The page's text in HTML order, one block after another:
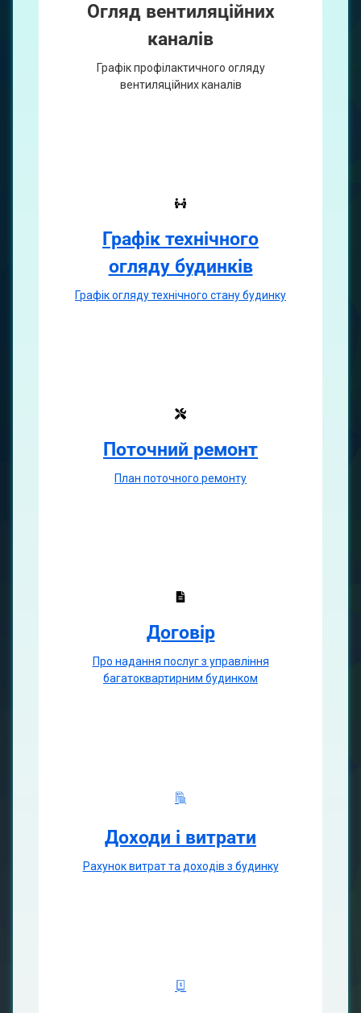
Огляд вентиляційних
каналiв
Графiк профiлактичного огляду
вентиляцiйних каналiв
Графік технічного
огляду будинків
Графік огляду технічного стану будинку
Поточний ремонт
План поточного ремонту
Договір
Про надання послуг з управління
багатоквартирним будинком
Доходи і витрати
Рахунок витрат та доходів з будинку